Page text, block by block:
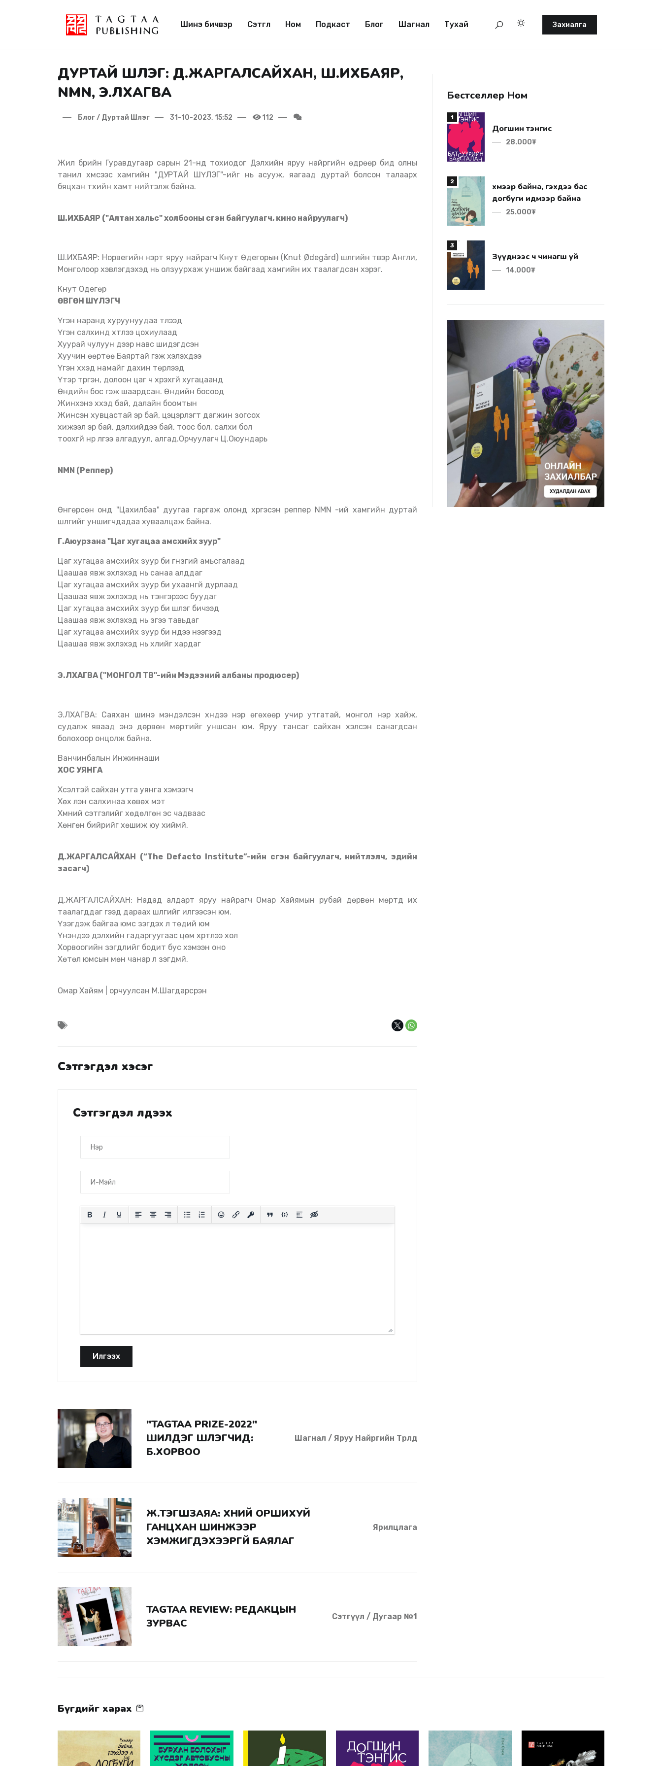
Шинэ бичвэр Сэтгүүл Ном Подкаст Блог Шагнал Тухай Захиалга
ДУРТАЙ ШҮЛЭГ: Д.ЖАРГАЛСАЙХАН, Ш.ИХБАЯР,
NMN, Э.ЛХАГВА
Блог / Дуртай Шүлэг 31-10-2023, 15:52 112
Жил бүрийн Гуравдугаар сарын 21-нд тохиодог Дэлхийн яруу найргийн өдрөөр бид олны
танил хүмүүсээс хамгийн "ДУРТАЙ ШҮЛЭГ"-ийг нь асууж, яагаад дуртай болсон талаарх
бяцхан түүхийн хамт нийтэлж байна.
Ш.ИХБАЯР ("Алтан хальс" холбооны үүсгэн байгуулагч, кино найруулагч)
Ш.ИХБАЯР: Норвегийн нэрт яруу найрагч Кнут Өдегорын (Knut Ødegård) шүлгийн түүвэр Англи,
Монголоор хэвлэгдэхэд нь олзуурхаж уншиж байгаад хамгийн их таалагдсан хэрэг.
Кнут Одегөр
ӨВГӨН ШҮЛЭГЧ
Үгэн наранд хуруунуудаа түлээд
Үгэн салхинд үхтлээ цохиулаад
Хуурай чулуун дээр навс шидэгдсэн
Хуучин өөртөө Баяртай гэж хэлэхдээ
Үгэн хүүхэд намайг дахин төрүүлээд
Үтэр түргэн, долоон цаг ч хүрэхгүй хугацаанд
Өндийн бос гэж шаардсан. Өндийн босоод
Жинхэнэ хүүхэд бай, далайн боомтын
Жинсэн хувцастай эр бай, цэцэрлэгт дагжин зогсох
хижээл эр бай, дэлхийдээ бай, тоос бол, салхи бол
тоохгүй нүүр лүүгээ алгадуул, алгад.Орчуулагч Ц.Оюундарь
NMN (Реппер)
Өнгөрсөн онд "Цахилбаа" дуугаа гаргаж олонд хүргэсэн реппер NMN -ий хамгийн дуртай
шүлгийг уншигчдадаа хуваалцаж байна.
Г.Аюурзана "Цаг хугацаа амсхийх зуур"
Цаг хугацаа амсхийх зуур би гүнзгий амьсгалаад
Цаашаа явж эхлэхэд нь санаа алддаг
Цаг хугацаа амсхийх зуур би ухаангүй дурлаад
Цаашаа явж эхлэхэд нь тэнгэрээс буудаг
Цаг хугацаа амсхийх зуур би шүлэг бичээд
Цаашаа явж эхлэхэд нь үзгээ тавьдаг
Цаг хугацаа амсхийх зуур би нүдээ нээгээд
Цаашаа явж эхлэхэд нь үхлийг хардаг
Э.ЛХАГВА ("МОНГОЛ ТВ"-ийн Мэдээний албаны продюсер)
Э.ЛХАГВА: Саяхан шинэ мэндэлсэн хүндээ нэр өгөхөөр учир утгатай, монгол нэр хайж,
судалж яваад энэ дөрвөн мөртийг уншсан юм. Яруу тансаг сайхан хэлсэн санагдсан
болохоор онцолж байна.
Ванчинбалын Инжиннаши
ХОС УЯНГА
Хүсэлтэй сайхан утга уянга хэмээгч
Хөх үүлэн салхинаа хөвөх мэт
Хүмүүний сэтгэлийг хөдөлгөн эс чадваас
Хөнгөн бийрийг хөшиж юу хиймүй.
Д.ЖАРГАЛСАЙХАН (“The Defacto Institute”-ийн үүсгэн байгуулагч, нийтлэлч, эдийн
засагч)
Д.ЖАРГАЛСАЙХАН: Надад алдарт яруу найрагч Омар Хайямын рубай дөрвөн мөртүүд их
таалагддаг гээд дараах шүлгийг илгээсэн юм.
Үзэгдэж байгаа юмс үзэгдэх л төдий юм
Үнэндээ дэлхийн гадаргуугаас цөм хүртлээ хол
Хорвоогийн үзэгдлийг бодит бус хэмээн оно
Хөтөл юмсын мөн чанар үл үзэгдмүй.
Омар Хайям | орчуулсан М.Шагдарсүрэн
Сэтгэгдэл хэсэг
Сэтгэгдэл үлдээх
Илгээх
"TAGTAA PRIZE-2022"
ШИЛДЭГ ШҮЛЭГЧИД:
Б.ХОРВОО
Шагнал / Яруу Найргийн Төрөлд
Ж.ТЭГШЗАЯА: ХҮНИЙ ОРШИХУЙ
ГАНЦХАН ШИНЖЭЭР
ХЭМЖИГДЭХЭЭРГҮЙ БАЯЛАГ
Ярилцлага
TAGTAA REVIEW: РЕДАКЦЫН
ЗУРВАС
Сэтгүүл / Дугаар №1
Бестселлер Ном
1
Догшин тэнгис
28.000₮
2
догбуги идмээр байна
25.000₮
3
Зүүднээс ч чинагш уй
14.000₮
Бүгдийг харах